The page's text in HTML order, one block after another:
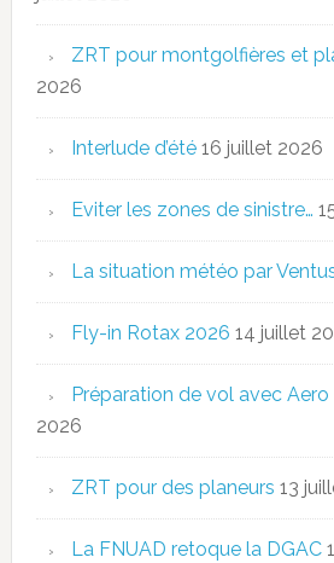
ZRT pour montgolfières et
2026
Interlude d’été 16 juillet 2026
Eviter les zones de sinistre…
La situation météo par
Fly-in Rotax 2026 14 juillet
Préparation de vol avec
2026
ZRT pour des planeurs 13
La FNUAD retoque la DGAC